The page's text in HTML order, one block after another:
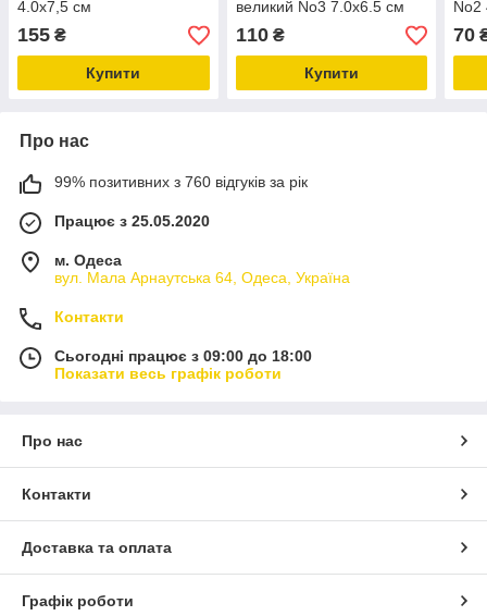
4.0х7,5 см
155 ₴
Купити
великий No3 7.0х6.5 см
110₴
Купити
No2
70
Про нас
99% позитивних з 760 відгуків за рік
Працює з 25.05.2020
м. Одеса
вул. Мала Арнаутська 64, Одеса, Україна
Контакти
Сьогодні працює з 09:00 до 18:00
Показати весь графік роботи
Про нас
Контакти
Доставка та оплата
Графік роботи